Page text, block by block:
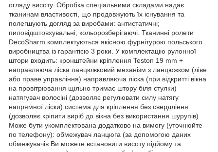
огляду висоту. Обробка спеціальними складами надає
тканинам властивості, що продовжують їх існування та
полегшують догляд за виробами: антистатичні;
пиловідштовхувальні; кольорозберігаючі. Тканинні ролети
DecoSharm комплектуються якісною фурнітурою польського
виробництва із гарантією 3 роки. У комплектацію рулонної
штори входить: кронштейни кріплення Teston 19 mm +
направляюча ліска ланцюжковий механізм з ланцюжком (ліве
або праве управління) направляюча ліска (при відкритті вікна
на провітрювання щільно тримає штору біля стулки)
натягувач волосіні (дозволяє регулювати силу натягу
напрямної ліски) система для кріплення без свердління
(дозволяє кріпити виріб до вікна без використання шурупів)
Може бути укомплектована додатково на вимогу (уточнюйте
по телефону): обмежувач ланцюга (за допомогою даних
обмежувачів Ви можете встановити висоту підйому та